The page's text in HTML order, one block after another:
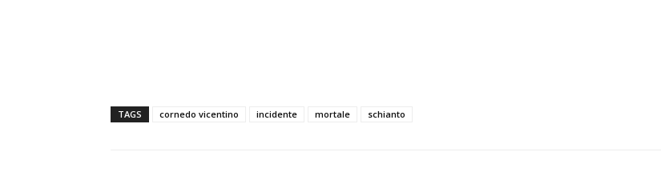
TAGS cornedo vicentino incidente mortale schianto